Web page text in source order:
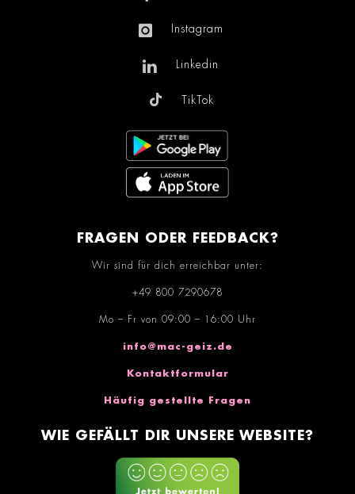
Instagram
Linkedin
TikTok
FRAGEN ODER FEEDBACK?
Wir sind für dich erreichbar unter:
+49 800 7290678
Mo – Fr von 09:00 – 16:00 Uhr
info@mac-geiz.de
Kontaktformular
Häufig gestellte Fragen
WIE GEFÄLLT DIR UNSERE WEBSITE?